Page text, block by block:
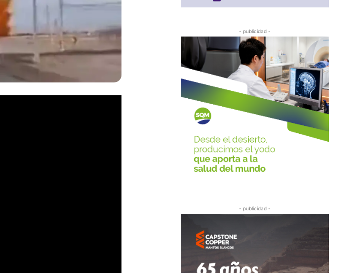
- publicidad -
- publicidad -